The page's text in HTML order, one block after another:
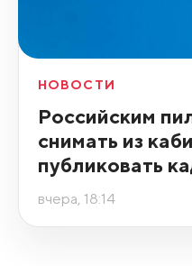
НОВОСТИ
Российским
снимать из
публиковать
вчера, 18:14